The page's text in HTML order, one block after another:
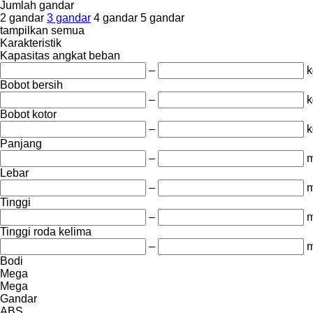
Jumlah gandar
2 gandar 3 gandar 4 gandar 5 gandar
tampilkan semua
Karakteristik
Kapasitas angkat beban
–
Bobot bersih
–
Bobot kotor
–
Panjang
–
Lebar
–
Tinggi
–
Tinggi roda kelima
–
Bodi
Mega
Mega
Gandar